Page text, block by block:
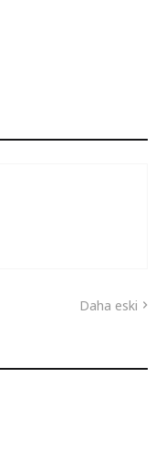
Daha eski